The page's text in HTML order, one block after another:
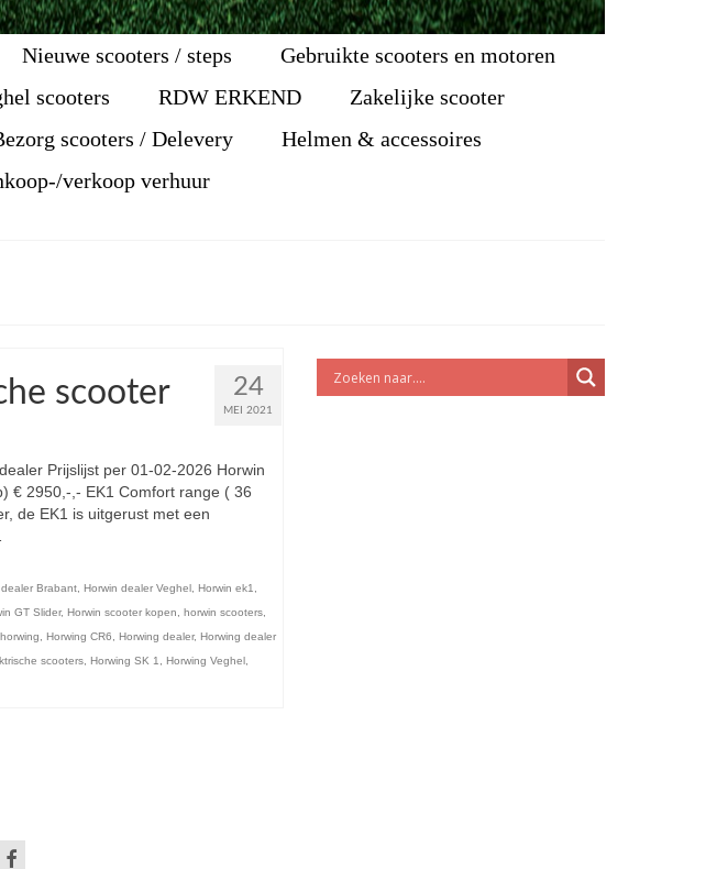
Nieuwe scooters / steps
Gebruikte scooters en motoren
scooters RDW ERKEND
Zakelijke scooter
scooters / Delevery
Helmen & accessoires
verkoop verhuur
24
MEI 2021
scooter
Prijslijst per 01-02-2026 Horwin
€ 2950,-,- EK1 Comfort range ( 36
de EK1 is uitgerust met een
Brabant, Horwin dealer Veghel, Horwin ek1,
GT Slider, Horwin scooter kopen, horwin scooters,
horwing, Horwing CR6, Horwing dealer, Horwing dealer
scooters, Horwing SK 1, Horwing Veghel,